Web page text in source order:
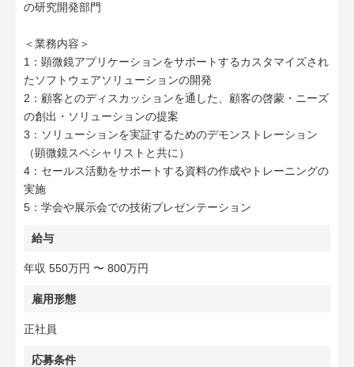
の研究開発部門
＜業務内容＞
1：顕微鏡アプリケーションをサポートするカスタマイズされ
たソフトウェアソリューションの開発
2：顧客とのディスカッションを通した、顧客の啓蒙・ニーズ
の創出・ソリューションの提案
3：ソリューションを実証するためのデモンストレーション
（顕微鏡スペシャリストと共に）
4：セールス活動をサポートする資料の作成やトレーニングの
実施
5：学会や展示会での技術プレゼンテーション
給与
年収 550万円 〜 800万円
雇用形態
正社員
応募条件